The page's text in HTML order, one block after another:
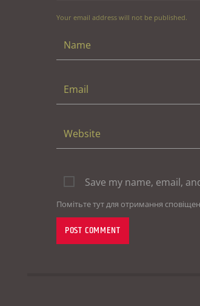
Your email address will not be published.
Save my name, email,
Помітьте тут для отримання